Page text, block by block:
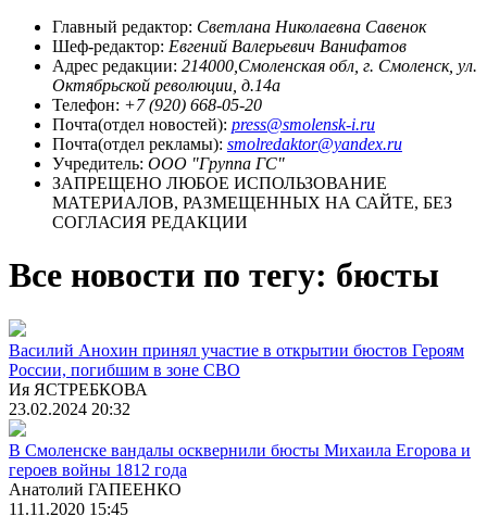
Главный редактор: Светлана Николаевна Савенок
Шеф-редактор: Евгений Валерьевич Ванифатов
Адрес редакции: 214000,Смоленская обл, г. Смоленск, ул.
Октябрьской революции, д.14а
Телефон: +7 (920) 668-05-20
Почта(отдел новостей): press@smolensk-i.ru
Почта(отдел рекламы): smolredaktor@yandex.ru
Учредитель: ООО "Группа ГС"
ЗАПРЕЩЕНО ЛЮБОЕ ИСПОЛЬЗОВАНИЕ
МАТЕРИАЛОВ, РАЗМЕЩЕННЫХ НА САЙТЕ, БЕЗ
СОГЛАСИЯ РЕДАКЦИИ
Все новости по тегу: бюсты
Василий Анохин принял участие в открытии бюстов Героям
России, погибшим в зоне СВО
Ия ЯСТРЕБКОВА
23.02.2024 20:32
В Смоленске вандалы осквернили бюсты Михаила Егорова и
героев войны 1812 года
Анатолий ГАПЕЕНКО
11.11.2020 15:45